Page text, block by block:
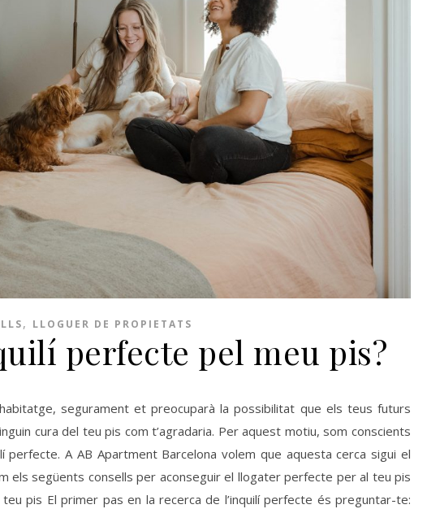
, LLOGUER DE PROPIETATS
perfecte pel meu pis?
segurament et preocuparà la possibilitat que els teus futurs
cura del teu pis com t’agradaria. Per aquest motiu, som conscients
perfecte. A AB Apartment Barcelona volem que aquesta cerca sigui el
els següents consells per aconseguir el llogater perfecte per al teu pis
pis El primer pas en la recerca de l’inquilí perfecte és preguntar-te: